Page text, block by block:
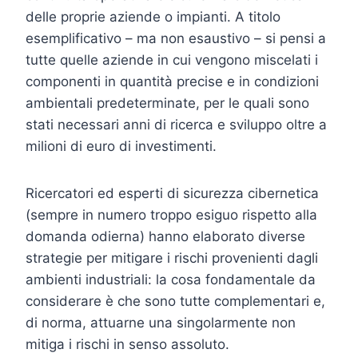
delle proprie aziende o impianti. A titolo
esemplificativo – ma non esaustivo – si pensi a
tutte quelle aziende in cui vengono miscelati i
componenti in quantità precise e in condizioni
ambientali predeterminate, per le quali sono
stati necessari anni di ricerca e sviluppo oltre a
milioni di euro di investimenti.
Ricercatori ed esperti di sicurezza cibernetica
(sempre in numero troppo esiguo rispetto alla
domanda odierna) hanno elaborato diverse
strategie per mitigare i rischi provenienti dagli
ambienti industriali: la cosa fondamentale da
considerare è che sono tutte complementari e,
di norma, attuarne una singolarmente non
mitiga i rischi in senso assoluto.